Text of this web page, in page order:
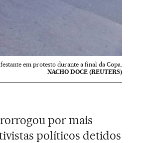
em protesto durante a final da Copa.
NACHO DOCE (REUTERS)
por mais
políticos detidos